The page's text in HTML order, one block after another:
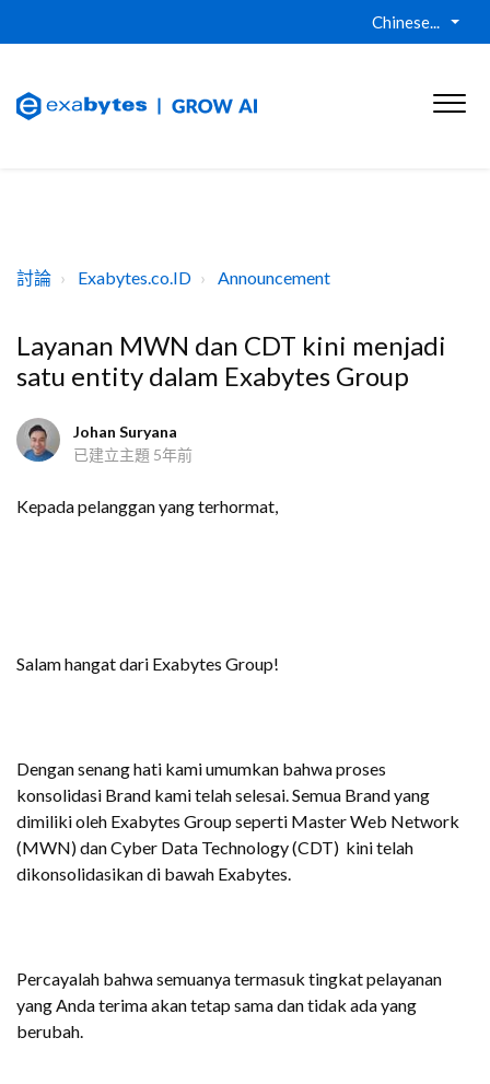
Chinese...
討論 Exabytes.co.ID Announcement
Layanan MWN dan CDT kini menjadi
satu entity dalam Exabytes Group
Johan Suryana
已建立主題 5年前
Kepada pelanggan yang terhormat,
Salam hangat dari Exabytes Group!
Dengan senang hati kami umumkan bahwa proses
konsolidasi Brand kami telah selesai. Semua Brand yang
dimiliki oleh Exabytes Group seperti Master Web Network
(MWN) dan Cyber Data Technology (CDT) kini telah
dikonsolidasikan di bawah Exabytes.
Percayalah bahwa semuanya termasuk tingkat pelayanan
yang Anda terima akan tetap sama dan tidak ada yang
berubah.